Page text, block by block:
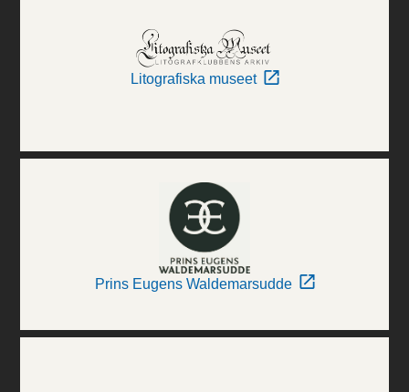
Litografiska museet
Prins Eugens Waldemarsudde